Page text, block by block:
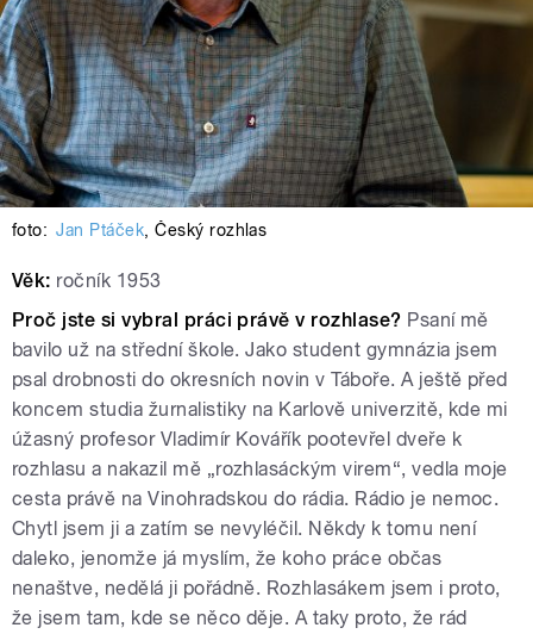
foto: Jan Ptáček,Český rozhlas
Věk: ročník 1953
Proč jste si vybral práci právě v rozhlase? Psaní mě
bavilo už na střední škole. Jako student gymnázia jsem
psal drobnosti do okresních novin v Táboře. A ještě před
koncem studia žurnalistiky na Karlově univerzitě, kde mi
úžasný profesor Vladimír Kovářík pootevřel dveře k
rozhlasu a nakazil mě „rozhlasáckým virem“, vedla moje
cesta právě na Vinohradskou do rádia. Rádio je nemoc.
Chytl jsem ji a zatím se nevyléčil. Někdy k tomu není
daleko, jenomže já myslím, že koho práce občas
nenaštve, nedělá ji pořádně. Rozhlasákem jsem i proto,
že jsem tam, kde se něco děje. A taky proto, že rád